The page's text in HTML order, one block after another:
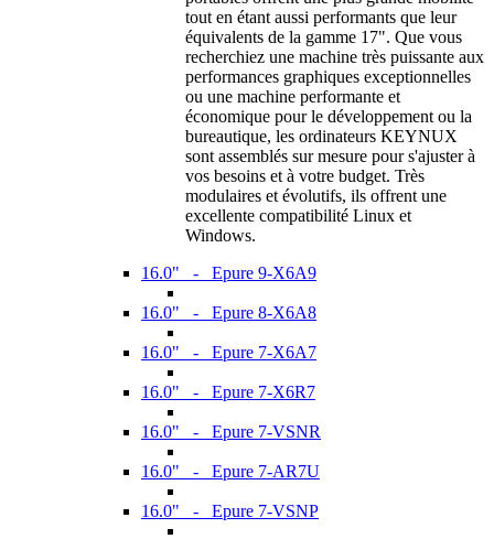
tout en étant aussi performants que leur
équivalents de la gamme 17". Que vous
recherchiez une machine très puissante aux
performances graphiques exceptionnelles
ou une machine performante et
économique pour le développement ou la
bureautique, les ordinateurs KEYNUX
sont assemblés sur mesure pour s'ajuster à
vos besoins et à votre budget. Très
modulaires et évolutifs, ils offrent une
excellente compatibilité Linux et
Windows.
16.0" - Epure 9-X6A9
16.0" - Epure 8-X6A8
16.0" - Epure 7-X6A7
16.0" - Epure 7-X6R7
16.0" - Epure 7-VSNR
16.0" - Epure 7-AR7U
16.0" - Epure 7-VSNP